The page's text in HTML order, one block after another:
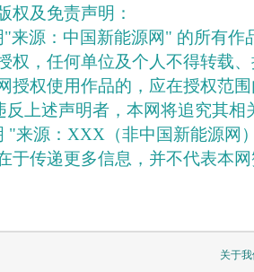
权及免责声明：
"来源：中国新能源网" 的所有作
权，任何单位及个人不得转载
授权使用作品的，应在授权范
反上述声明者，本网将追究其相
"来源：XXX（非中国新能源网
于传递更多信息，并不代表本
关于